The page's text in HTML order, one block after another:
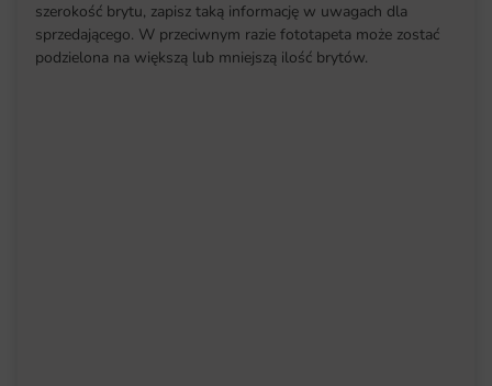
szerokość brytu, zapisz taką informację w uwagach dla
sprzedającego. W przeciwnym razie fototapeta może zostać
podzielona na większą lub mniejszą ilość brytów.